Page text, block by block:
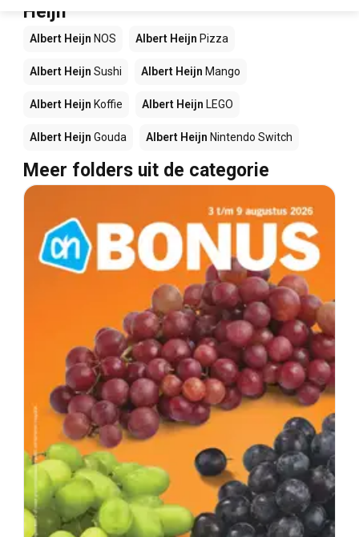
Heijn
Albert Heijn NOS Albert Heijn Pizza
Albert Heijn Sushi Albert Heijn Mango
Albert Heijn Koffie Albert Heijn LEGO
Albert Heijn Gouda Albert Heijn Nintendo Switch
Meer folders uit de categorie